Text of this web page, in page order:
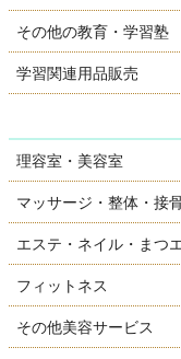
その他の教育・学習塾
学習関連用品販売
理容室・美容室
マッサージ・整体・接
エステ・ネイル・まつ
フィットネス
その他美容サービス